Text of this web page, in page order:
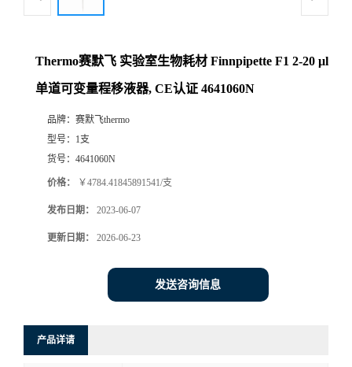
Thermo赛默飞 实验室生物耗材 Finnpipette F1 2-20 μl
单道可变量程移液器, CE认证 4641060N
品牌： 赛默飞thermo
型号： 1支
货号： 4641060N
价格： ￥4784.41845891541/支
发布日期： 2023-06-07
更新日期： 2026-06-23
发送咨询信息
产品详请